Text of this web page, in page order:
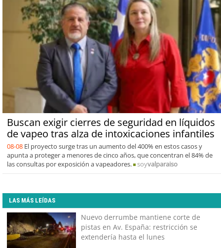
Buscan exigir cierres de seguridad en líquidos
de vapeo tras alza de intoxicaciones infantiles
08-08 El proyecto surge tras un aumento del 400% en estos casos y
apunta a proteger a menores de cinco años, que concentran el 84% de
las consultas por exposición a vapeadores.
soyvalparaiso
LAS MÁS LEÍDAS
Nuevo derrumbe mantiene corte de
pistas en Av. España: restricción se
extendería hasta el lunes